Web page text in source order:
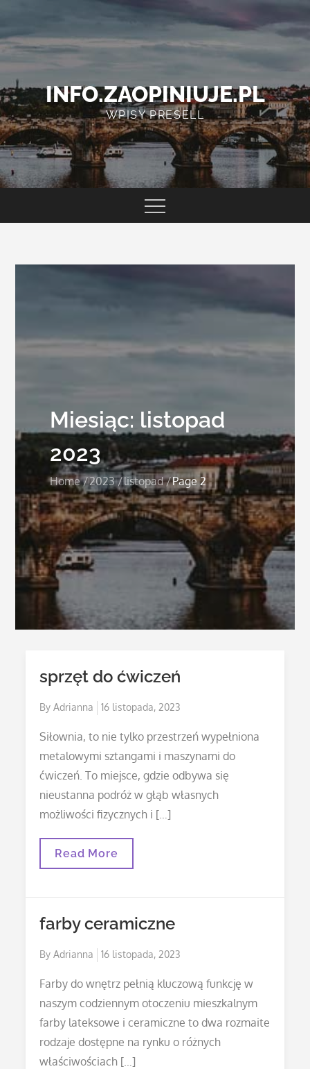
content
INFO.ZAOPINIUJE.PL
WPISY PRESELL
Miesiąc: listopad
2023
Home 2023 listopad Page 2
sprzęt do ćwiczeń
ByAdrianna
Posted
16 listopada, 2023
Siłownia, to nie tylko przestrzeń wypełniona
metalowymi sztangami i maszynami do
ćwiczeń. To miejsce, gdzie odbywa się
nieustanna podróż w głąb własnych
możliwości fizycznych i […]
Sprzęt
Read More
farby ceramiczne
ByAdrianna
Posted
16 listopada, 2023
Farby do wnętrz pełnią kluczową funkcję w
naszym codziennym otoczeniu mieszkalnym
farby lateksowe i ceramiczne to dwa rozmaite
rodzaje dostępne na rynku o różnych
właściwościach […]